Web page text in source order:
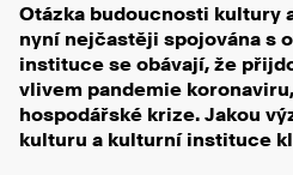
Otázka budoucnosti
nyní nejčastěji spojována s
instituce se obávají, že
vlivem pandemie
hospodářské krize. Jakou
kulturu a kulturní instituce